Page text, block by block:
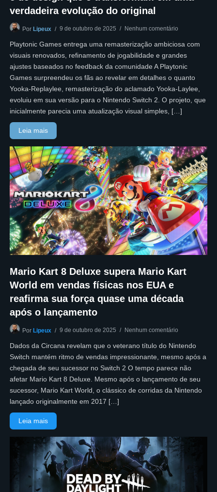
verdadeira evolução do original
Por Lipeux 9 de outubro de 2025 Nenhum comentário
Playtonic Games entrega uma remasterização ambiciosa com
visuais renovados, refinamento de jogabilidade e grandes
ajustes baseados no feedback da comunidade A Playtonic
Games surpreendeu os fãs ao revelar em detalhes o quanto
Yooka-Replaylee, remasterização do aclamado Yooka-Laylee,
evoluiu em sua versão para o Nintendo Switch 2. O projeto, que
inicialmente parecia uma atualização visual simples, […]
Leia mais
Mario Kart 8 Deluxe supera Mario Kart
World em vendas físicas nos EUA e
reafirma sua força quase uma década
após o lançamento
Por Lipeux 9 de outubro de 2025 Nenhum comentário
Dados da Circana revelam que o veterano título do Nintendo
Switch mantém ritmo de vendas impressionante, mesmo após a
chegada de seu sucessor no Switch 2 O tempo parece não
afetar Mario Kart 8 Deluxe. Mesmo após o lançamento de seu
sucessor, Mario Kart World, o clássico de corridas da Nintendo
lançado originalmente em 2017 […]
Leia mais